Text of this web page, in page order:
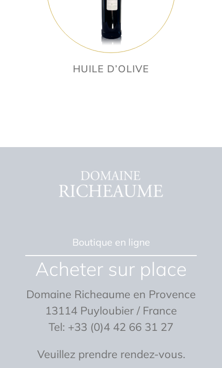
HUILE D’OLIVE
Boutique en ligne
Acheter sur place
Domaine Richeaume en Provence
13114 Puyloubier / France
Tel: +33 (0)4 42 66 31 27
Veuillez prendre rendez-vous.